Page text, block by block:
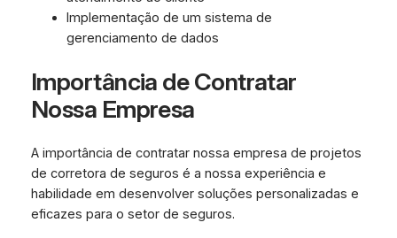
Implementação de um sistema de
gerenciamento de dados
Importância de Contratar
Nossa Empresa
A importância de contratar nossa empresa de projetos
de corretora de seguros é a nossa experiência e
habilidade em desenvolver soluções personalizadas e
eficazes para o setor de seguros.